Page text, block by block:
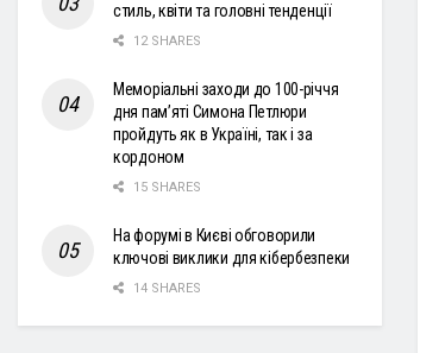
стиль, квіти та головні тенденції
12 SHARES
Меморіальні заходи до 100-річчя
дня пам’яті Симона Петлюри
пройдуть як в Україні, так і за
кордоном
15 SHARES
На форумі в Києві обговорили
ключові виклики для кібербезпеки
14 SHARES